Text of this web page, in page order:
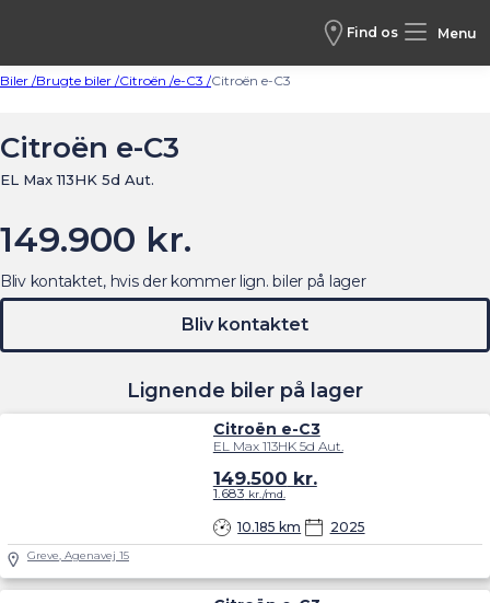
Find os Menu
Biler /Brugte biler /Citroën /e-C3 /Citroën e-C3
Citroën e-C3
EL Max 113HK 5d Aut.
149.900 kr.
Lignende biler på lager
Citroën e-C3
EL Max 113HK 5d Aut.
10.185 km 2025
149.500 kr.
1.683 kr./md.
Greve, Agenavej 15
Bliv kontaktet, hvis der kommer lign. biler på lager
Bliv kontaktet